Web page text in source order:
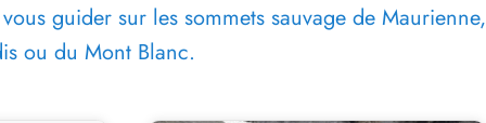
guider sur les sommets sauvage de Maurienne,
ou du Mont Blanc.